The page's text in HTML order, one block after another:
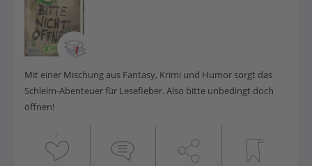
Mit einer Mischung aus Fantasy, Krimi und Humor sorgt das
Schleim-Abenteuer für Lesefieber. Also bitte unbedingt doch
öffnen!
7